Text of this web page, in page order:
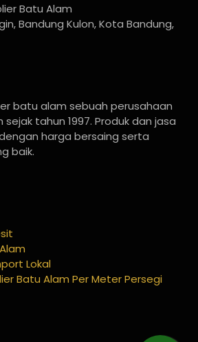
Batu Alam
Bandung Kulon, Kota Bandung,
batu alam sebuah perusahaan
tahun 1997. Produk dan jasa
harga bersaing serta
baik.
Lokal
Batu Alam Per Meter Persegi